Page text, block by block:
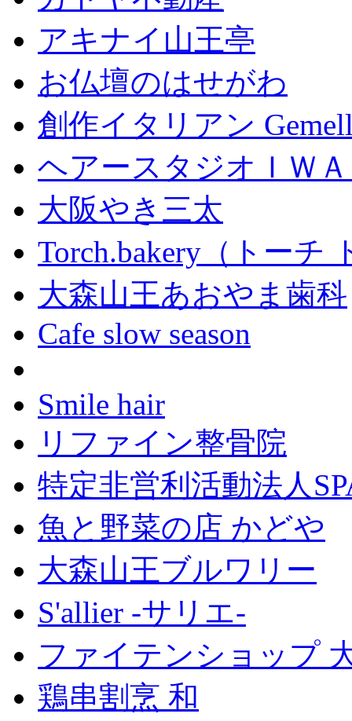
アキナイ山王亭
お仏壇のはせがわ
創作イタリアン
ヘアースタジオＩＷ
大阪やき三太
Torch.bakery（トーチ
大森山王あおやま歯科
Cafe slow season
Smile hair
リファイン整骨院
特定非営利活動法人
魚と野菜の店 かどや
大森山王ブルワリー
S'allier -サリエ-
ファイテンショップ
鶏串割烹 和